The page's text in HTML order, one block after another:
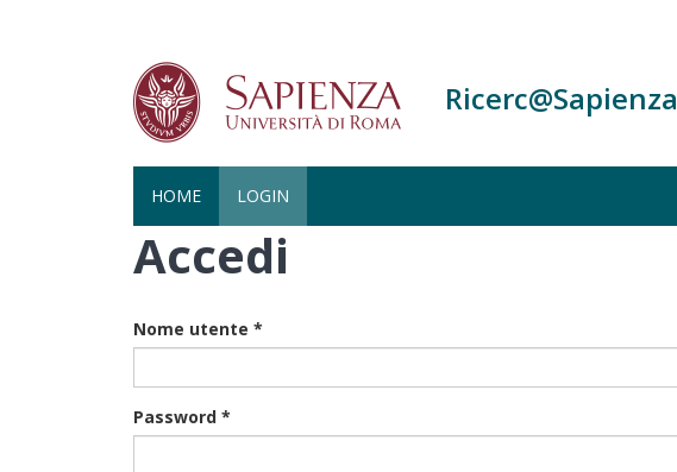
Ricerc@Sapienza
HOME LOGIN
Accedi
Nome utente *
Password *